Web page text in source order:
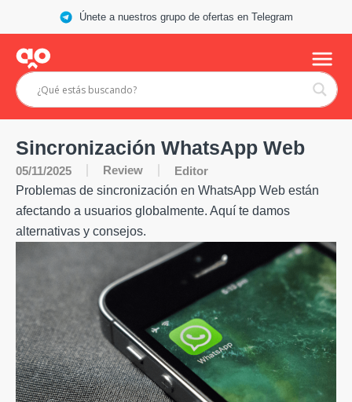
Únete a nuestros grupo de ofertas en Telegram
Sincronización WhatsApp Web
05/11/2025 Review
Editor
Problemas de sincronización en WhatsApp Web están
afectando a usuarios globalmente. Aquí te damos
alternativas y consejos.